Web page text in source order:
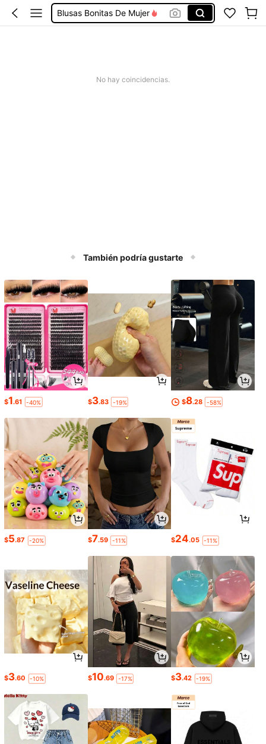
Blusas Bonitas De Mujer
No hay coincidencias.
También podría gustarte
$1.61 -40% $3.83 -19% $8.28 -58%
$5.87 -20% $7.59 -11% $24.05 -11%
$3.60 -10% $10.69 -17% $3.42 -19%